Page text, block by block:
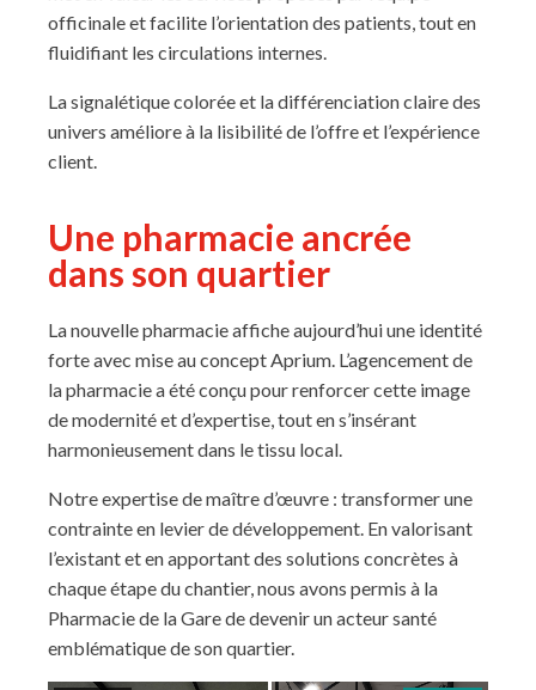
officinale et facilite l’orientation des patients, tout en
fluidifiant les circulations internes.
La signalétique colorée et la différenciation claire des
univers améliore à la lisibilité de l’offre et l’expérience
client.
Une pharmacie ancrée
dans son quartier
La nouvelle pharmacie affiche aujourd’hui une identité
forte avec mise au concept Aprium. L’agencement de
la pharmacie a été conçu pour renforcer cette image
de modernité et d’expertise, tout en s’insérant
harmonieusement dans le tissu local.
Notre expertise de maître d’œuvre : transformer une
contrainte en levier de développement. En valorisant
l’existant et en apportant des solutions concrètes à
chaque étape du chantier, nous avons permis à la
Pharmacie de la Gare de devenir un acteur santé
emblématique de son quartier.